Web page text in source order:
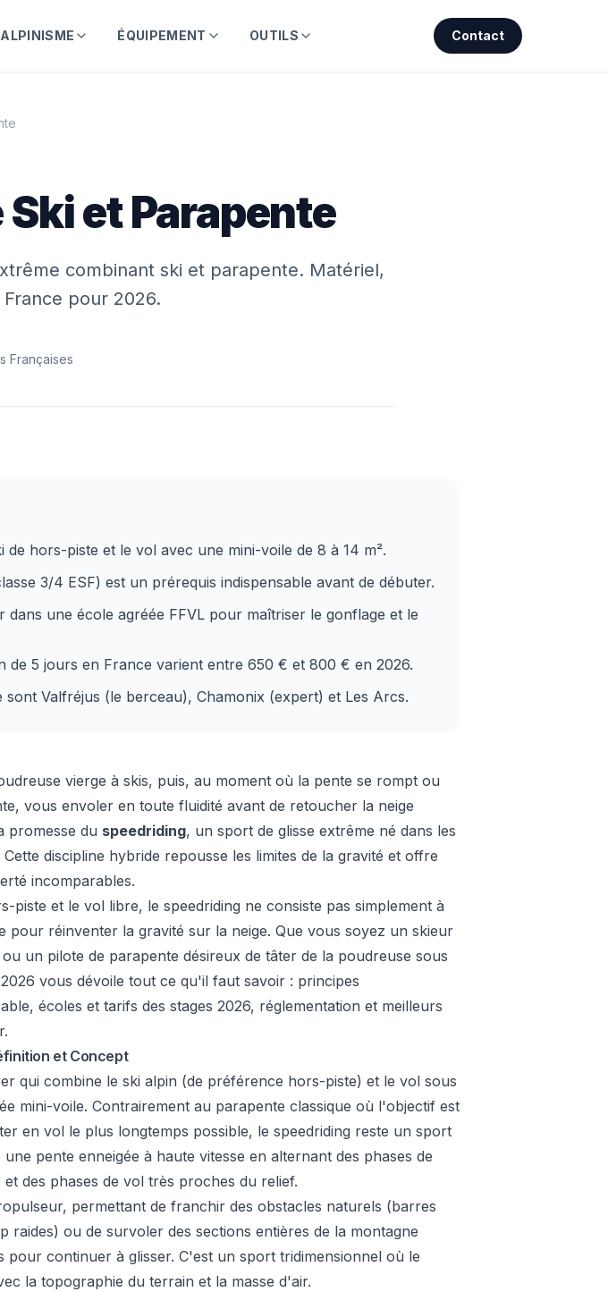
ALPINISME ÉQUIPEMENT OUTILS Contact
et Parapente
combinant ski et parapente. Matériel,
pour 2026.
Françaises
de hors-piste et le vol avec une mini-voile de 8 à 14 m².
3/4 ESF) est un prérequis indispensable avant de débuter.
dans une école agréée FFVL pour maîtriser le gonflage et le
de 5 jours en France varient entre 650 € et 800 € en 2026.
sont Valfréjus (le berceau), Chamonix (expert) et Les Arcs.
vierge à skis, puis, au moment où la pente se rompt ou
vous envoler en toute fluidité avant de retoucher la neige
promesse du speedriding, un sport de glisse extrême né dans les
discipline hybride repousse les limites de la gravité et offre
incomparables.
piste et le vol libre, le speedriding ne consiste pas simplement à
pour réinventer la gravité sur la neige. Que vous soyez un skieur
un pilote de parapente désireux de tâter de la poudreuse sous
vous dévoile tout ce qu'il faut savoir : principes
écoles et tarifs des stages 2026, réglementation et meilleurs
et Concept
qui combine le ski alpin (de préférence hors-piste) et le vol sous
mini-voile. Contrairement au parapente classique où l'objectif est
en vol le plus longtemps possible, le speedriding reste un sport
pente enneigée à haute vitesse en alternant des phases de
des phases de vol très proches du relief.
permettant de franchir des obstacles naturels (barres
raides) ou de survoler des sections entières de la montagne
pour continuer à glisser. C'est un sport tridimensionnel où le
la topographie du terrain et la masse d'air.